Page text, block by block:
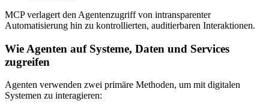
MCP verlagert den Agentenzugriff von intransparenter
Automatisierung hin zu kontrollierten, auditierbaren Interaktionen.
Wie Agenten auf Systeme, Daten und Services
zugreifen
Agenten verwenden zwei primäre Methoden, um mit digitalen
Systemen zu interagieren: